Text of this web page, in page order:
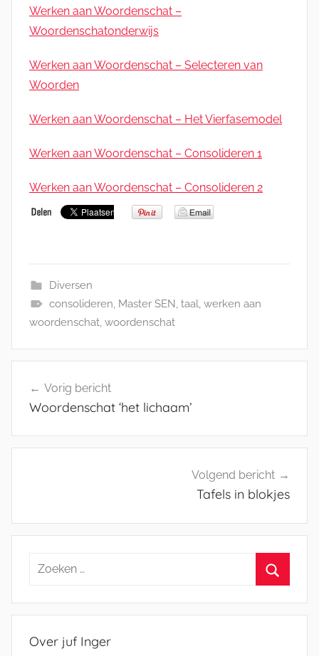
Werken aan Woordenschat –
Woordenschatonderwijs
Werken aan Woordenschat – Selecteren van
Woorden
Werken aan Woordenschat – Het Vierfasemodel
Werken aan Woordenschat – Consolideren 1
Werken aan Woordenschat – Consolideren 2
Diversen
consolideren, Master SEN, taal, werken aan
woordenschat, woordenschat
navigatie
Vorig bericht
Woordenschat ‘het lichaam’
Volgend bericht
Tafels in blokjes
Zoeken
Over juf Inger